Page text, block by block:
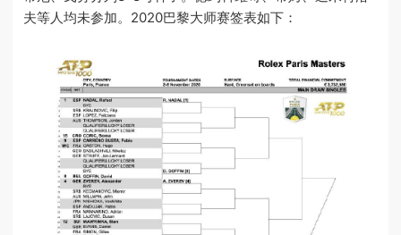
夫等人均未参加。2020巴黎大师赛签表如下：